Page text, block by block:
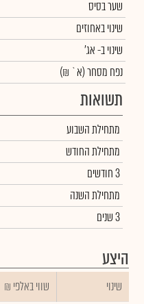
שער בסיס
שינוי באחוזים
שינויב- אג'
נפח מסחר(א` ₪)
תשואות
מתחילת השבוע
מתחילת החודש
3 חודשים
מתחילת השנה
3 שנים
היצע
שינוי ₪ שווי באלפי